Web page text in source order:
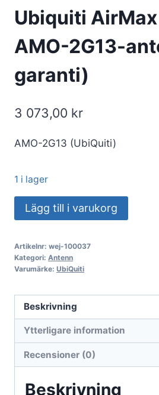
Ubiquiti
AMO-2G13-
garanti)
3 073,00 kr
AMO-2G13 (UbiQuiti)
1 i lager
Ubiquiti
AirMax
AMO-
2G13-
års
garanti)
Lägg till i varukorg
Artikelnr: wej-100037
Kategori: Antenn
Varumärke: UbiQuiti
Beskrivning
Ytterligare information
Recensioner (0)
Beskrivning